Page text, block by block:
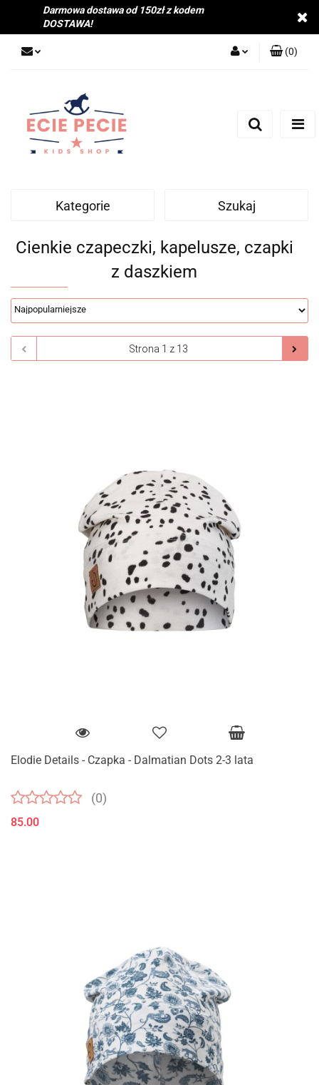
Darmowa dostawa od 150zł z kodem
DOSTAWA!
(0)
Kategorie Szukaj
Cienkie czapeczki, kapelusze, czapki
z daszkiem
Elodie Details - Czapka - Dalmatian Dots 2-3 lata
(0)
85.00